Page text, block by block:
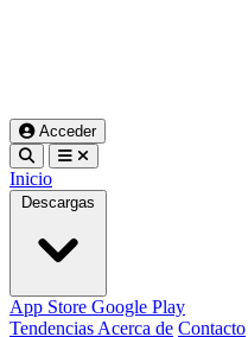
Acceder
Inicio
Descargas
App Store Google Play
Tendencias Acerca de Contacto